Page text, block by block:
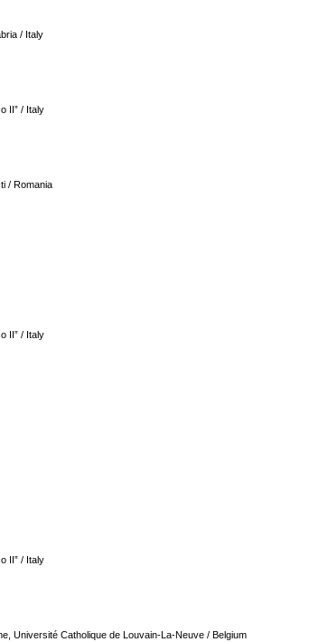
/ Italy
II” / Italy
/ Romania
II” / Italy
II” / Italy
Université Catholique de Louvain-La-Neuve / Belgium